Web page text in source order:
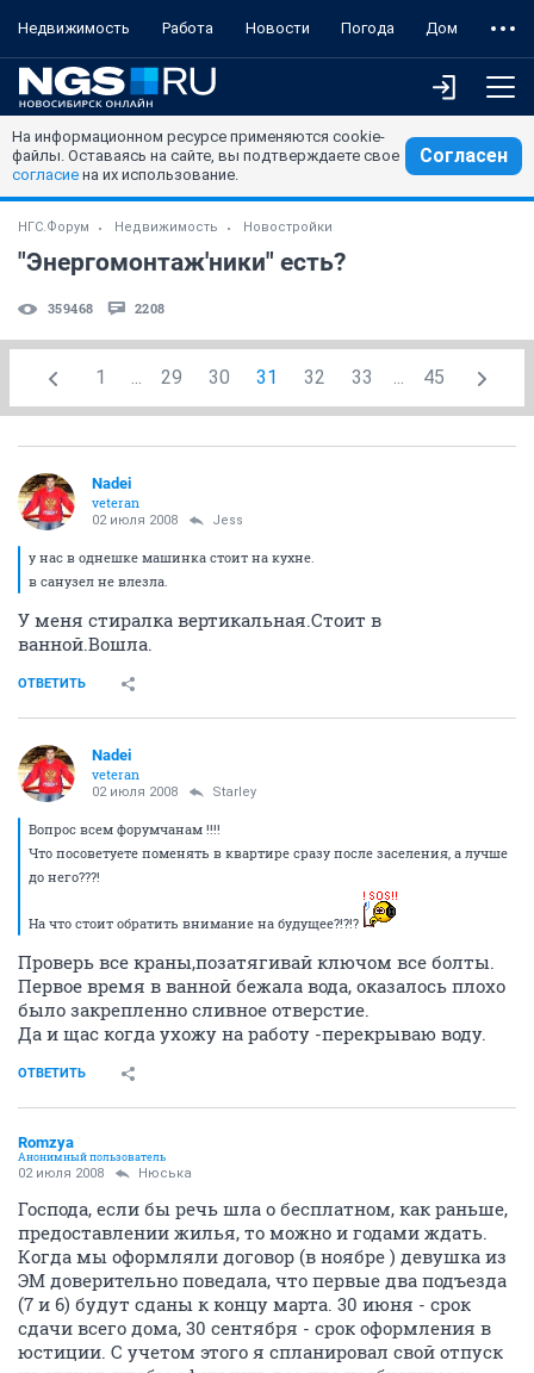
Недвижимость Работа Новости Погода Дом
На информационном ресурсе применяются cookie-
файлы. Оставаясь на сайте, вы подтверждаете свое
согласие на их использование.
Согласен
НГС.Форум Недвижимость Новостройки
"Энергомонтаж'ники" есть?
359468 2208
1 ... 29 30 31 32 33 ... 45
Nadei
veteran
02 июля 2008 Jess
у нас в однешке машинка стоит на кухне.
в санузел не влезла.
У меня стиралка вертикальная.Стоит в
ванной.Вошла.
ОТВЕТИТЬ
Nadei
veteran
02 июля 2008 Starley
Вопрос всем форумчанам !!!!
Что посоветуете поменять в квартире сразу после заселения, а лучше
до него???!
На что стоит обратить внимание на будущее?!?!?
Проверь все краны,позатягивай ключом все болты.
Первое время в ванной бежала вода, оказалось плохо
было закрепленно сливное отверстие.
Да и щас когда ухожу на работу -перекрываю воду.
ОТВЕТИТЬ
Romzya
Анонимный пользователь
02 июля 2008 Нюська
Господа, если бы речь шла о бесплатном, как раньше,
предоставлении жилья, то можно и годами ждать.
Когда мы оформляли договор (в ноябре ) девушка из
ЭМ доверительно поведала, что первые два подъезда
(7 и 6) будут сданы к концу марта. 30 июня - срок
сдачи всего дома, 30 сентября - срок оформления в
юстиции. С учетом этого я спланировал свой отпуск